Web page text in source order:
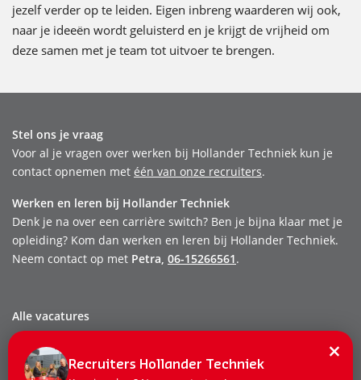
jezelf verder op te leiden. Eigen inbreng waarderen wij ook,
naar je ideeën wordt geluisterd en je krijgt de vrijheid om
deze samen met je team tot uitvoer te brengen.
Stel ons je vraag
Voor al je vragen over werken bij Hollander Techniek kun je
contact opnemen met één van onze recruiters.
Werken en leren bij Hollander Techniek
Denk je na over een carrière switch? Ben je bijna klaar met je
opleiding? Kom dan werken en leren bij Hollander Techniek.
Neem contact op met Petra, 06-15266561.
Alle vacatures
Dit zijn wij
Onze mensen
×
Recruiters Hollander Techniek